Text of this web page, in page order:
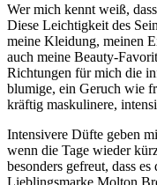
Wer mich kennt weiß,
Diese Leichtigkeit des
meine Kleidung, meinen
auch meine Beauty-
Richtungen für mich die
blumige, ein Geruch wie
kräftig maskulinere,
Intensivere Düfte geben
wenn die Tage wieder
besonders gefreut, dass
Lieblingsmarke Molton